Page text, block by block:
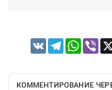
VK TelegramWhatsApp
Viber
КОММЕНТИРОВАНИЕ